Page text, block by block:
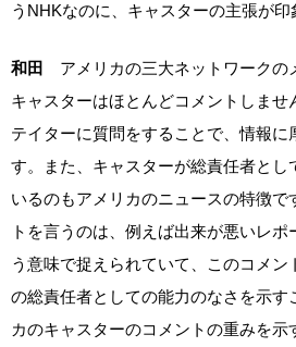
うNHKなのに、キャスターの主張が印
和田 アメリカの三大ネットワークの
キャスターはほとんどコメントしませ
テイターに質問をすることで、情報に
す。また、キャスターが総責任者とし
いるのもアメリカのニュースの特徴で
トを言うのは、例えば出来が悪いレ
う意味で捉えられていて、このコメン
の総責任者としての能力のなさを示す
カのキャスターのコメントの重みを